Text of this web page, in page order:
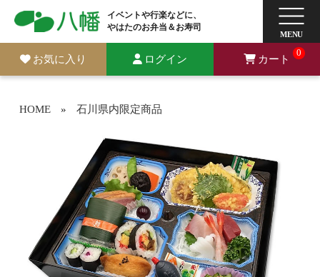
イベントや行楽などに、
やはたのお弁当＆お寿司
お気に入り ログイン カート
0
HOME » 石川県内限定商品